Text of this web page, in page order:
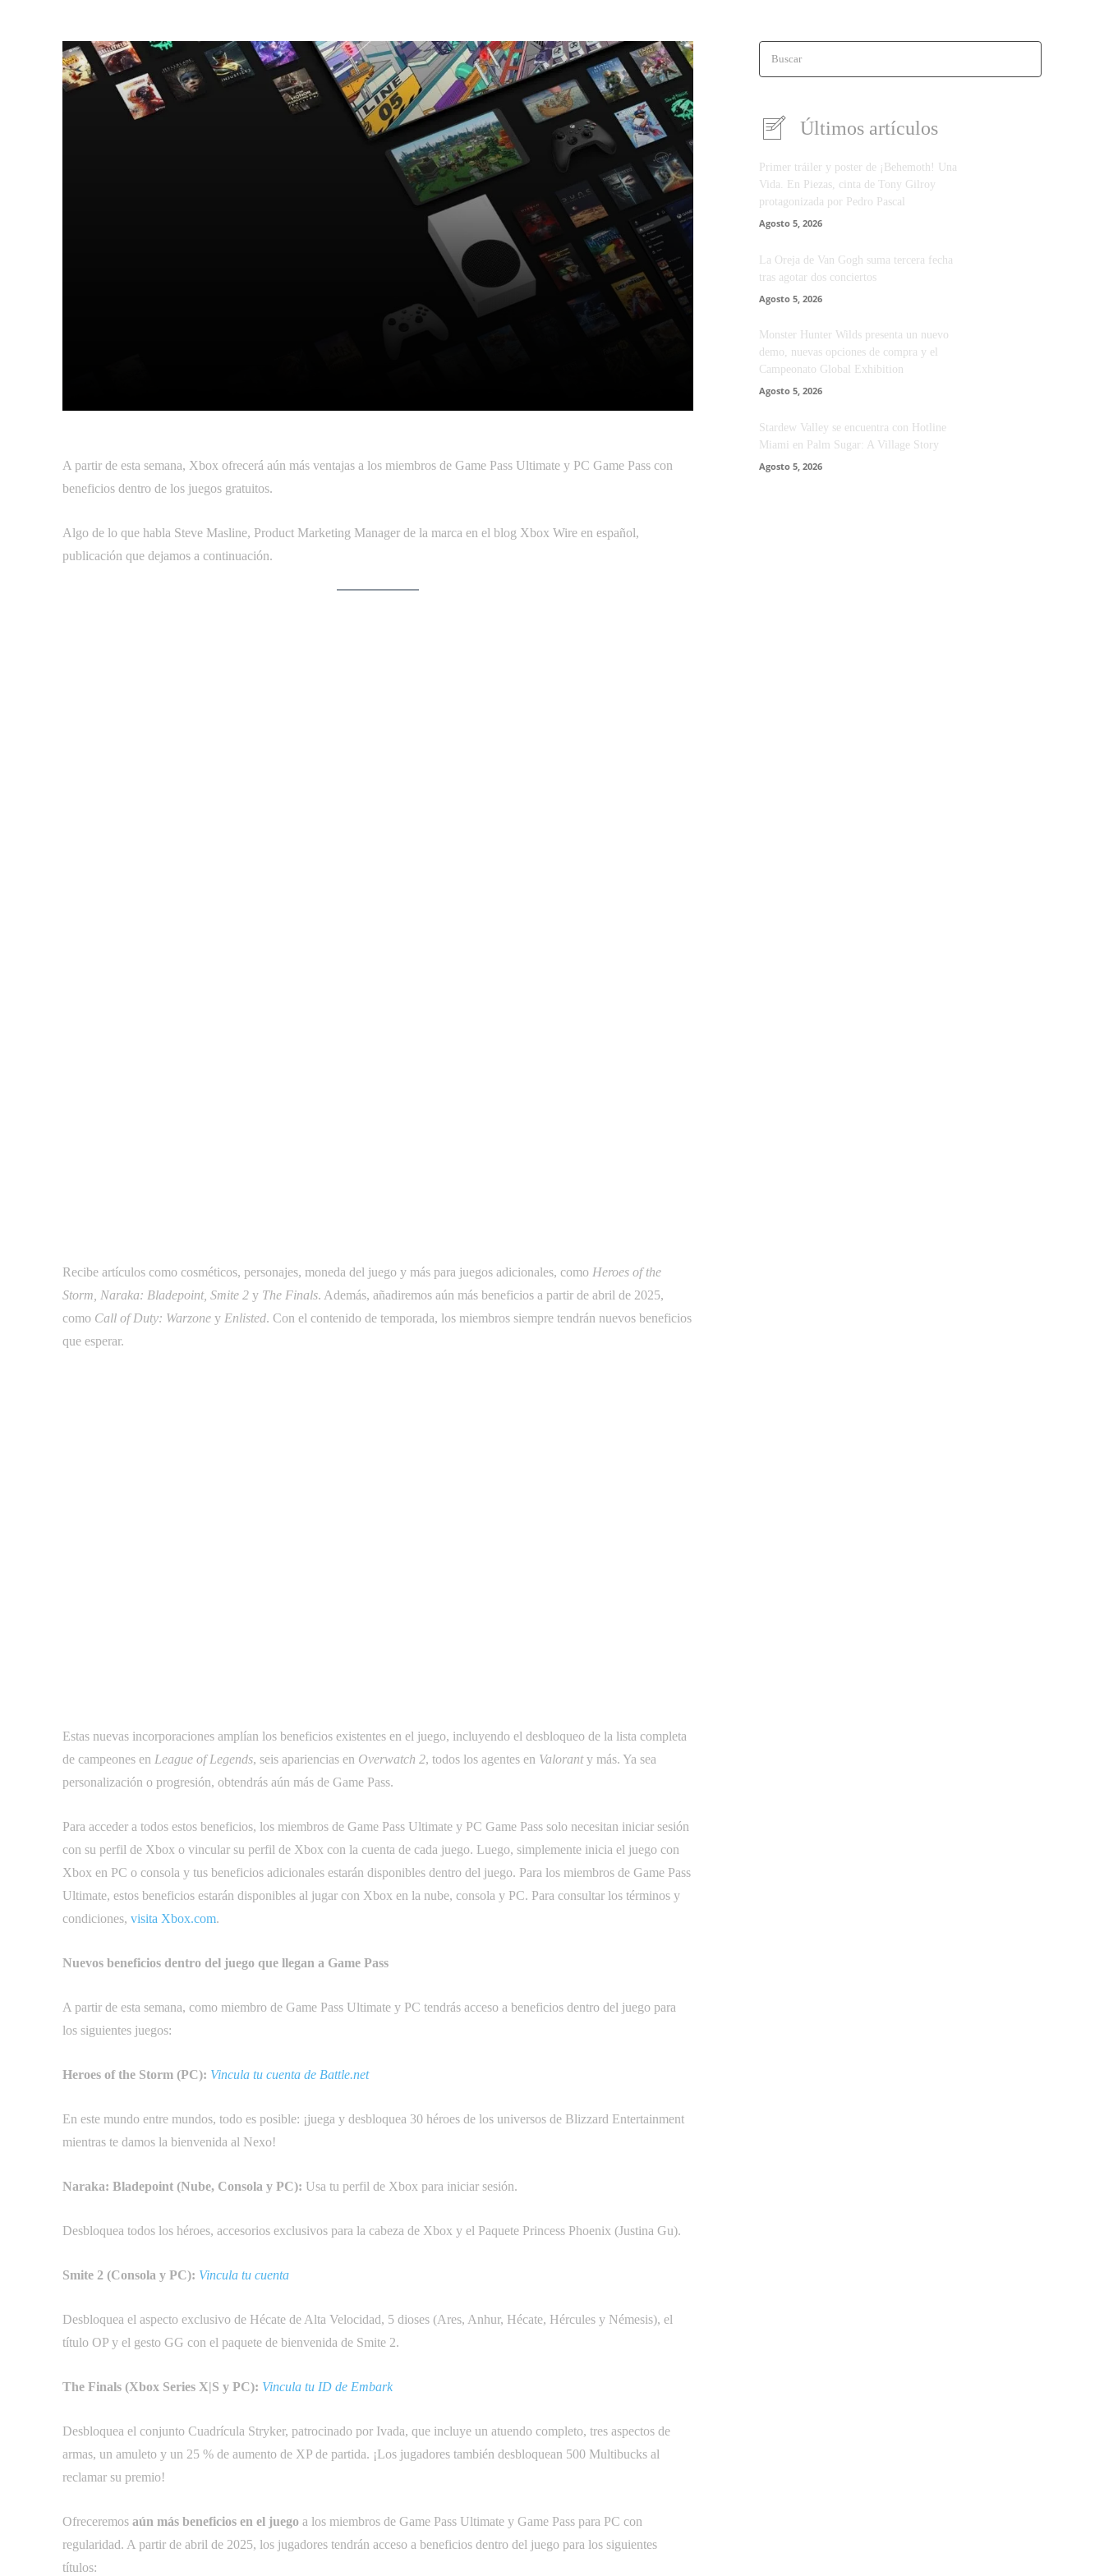
A partir de esta semana, Xbox ofrecerá aún más ventajas a los miembros de Game Pass Ultimate y PC Game Pass con
beneficios dentro de los juegos gratuitos.
Algo de lo que habla Steve Masline, Product Marketing Manager de la marca en el blog Xbox Wire en español,
publicación que dejamos a continuación.
Recibe artículos como cosméticos, personajes, moneda del juego y más para juegos adicionales, como Heroes of the
Storm, Naraka: Bladepoint, Smite 2 y The Finals. Además, añadiremos aún más beneficios a partir de abril de 2025,
como Call of Duty: Warzone y Enlisted. Con el contenido de temporada, los miembros siempre tendrán nuevos beneficios
que esperar.
Estas nuevas incorporaciones amplían los beneficios existentes en el juego, incluyendo el desbloqueo de la lista completa
de campeones en League of Legends, seis apariencias en Overwatch 2, todos los agentes en Valoranty más. Ya sea
personalización o progresión, obtendrás aún más de Game Pass.
Para acceder a todos estos beneficios, los miembros de Game Pass Ultimate y PC Game Pass solo necesitan iniciar sesión
con su perfil de Xbox o vincular su perfil de Xbox con la cuenta de cada juego. Luego, simplemente inicia el juego con
Xbox en PC o consola y tus beneficios adicionales estarán disponibles dentro del juego. Para los miembros de Game Pass
Ultimate, estos beneficios estarán disponibles al jugar con Xbox en la nube, consola y PC. Para consultar los términos y
condiciones, visita Xbox.com.
Nuevos beneficios dentro del juego que llegan a Game Pass
A partir de esta semana, como miembro de Game Pass Ultimate y PC tendrás acceso a beneficios dentro del juego para
los siguientes juegos:
Heroes of the Storm (PC): Vincula tu cuenta de Battle.net
En este mundo entre mundos, todo es posible: ¡juega y desbloquea 30 héroes de los universos de Blizzard Entertainment
mientras te damos la bienvenida al Nexo!
Naraka: Bladepoint (Nube, Consola y PC): Usa tu perfil de Xbox para iniciar sesión.
Desbloquea todos los héroes, accesorios exclusivos para la cabeza de Xbox y el Paquete Princess Phoenix (Justina Gu).
Smite 2 (Consola y PC): Vincula tu cuenta
Desbloquea el aspecto exclusivo de Hécate de Alta Velocidad, 5 dioses (Ares, Anhur, Hécate, Hércules y Némesis), el
título OP y el gesto GG con el paquete de bienvenida de Smite 2.
The Finals (Xbox Series X|S y PC): Vincula tu ID de Embark
Desbloquea el conjunto Cuadrícula Stryker, patrocinado por Ivada, que incluye un atuendo completo, tres aspectos de
armas, un amuleto y un 25 % de aumento de XP de partida. ¡Los jugadores también desbloquean 500 Multibucks al
reclamar su premio!
Ofreceremos aún más beneficios en el juego a los miembros de Game Pass Ultimate y Game Pass para PC con
regularidad. A partir de abril de 2025, los jugadores tendrán acceso a beneficios dentro del juego para los siguientes
títulos:
Buscar
Últimos artículos
Primer tráiler y poster de ¡Behemoth! Una
Vida. En Piezas, cinta de Tony Gilroy
protagonizada por Pedro Pascal
Agosto 5, 2026
La Oreja de Van Gogh suma tercera fecha
tras agotar dos conciertos
Agosto 5, 2026
Monster Hunter Wilds presenta un nuevo
demo, nuevas opciones de compra y el
Campeonato Global Exhibition
Agosto 5, 2026
Stardew Valley se encuentra con Hotline
Miami en Palm Sugar: A Village Story
Agosto 5, 2026